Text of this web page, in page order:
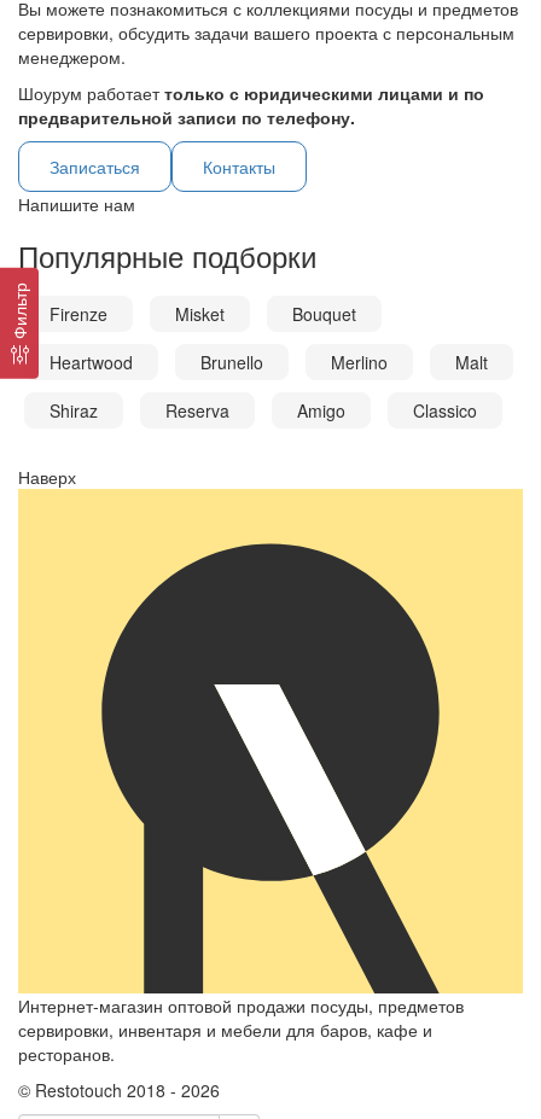
Фильтр
Вы можете познакомиться с коллекциями посуды и предметов
сервировки, обсудить задачи вашего проекта с персональным
менеджером.
Шоурум работаеттолько с юридическими лицами и по
предварительной записи по телефону.
Записаться
Контакты
Напишите нам
Популярные подборки
Firenze Misket
Bouquet
Heartwood
Brunello Merlino
Malt
Shiraz
Reserva Amigo Classico
Наверх
Интернет-магазин оптовой продажи посуды, предметов
сервировки, инвентаря и мебели для баров, кафе и
ресторанов.
© Restotouch 2018 - 2026